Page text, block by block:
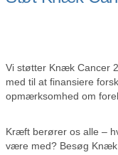
Vi støtter Knæk Cancer
med til at finansiere
opmærksomhed om
Kræft berører os alle –
være med? Besøg